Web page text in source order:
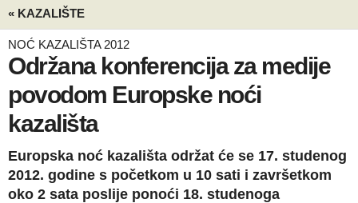
« KAZALIŠTE
NOĆ KAZALIŠTA 2012
Održana konferencija za medije
povodom Europske noći
kazališta
Europska noć kazališta održat će se 17. studenog
2012. godine s početkom u 10 sati i završetkom
oko 2 sata poslije ponoći 18. studenoga